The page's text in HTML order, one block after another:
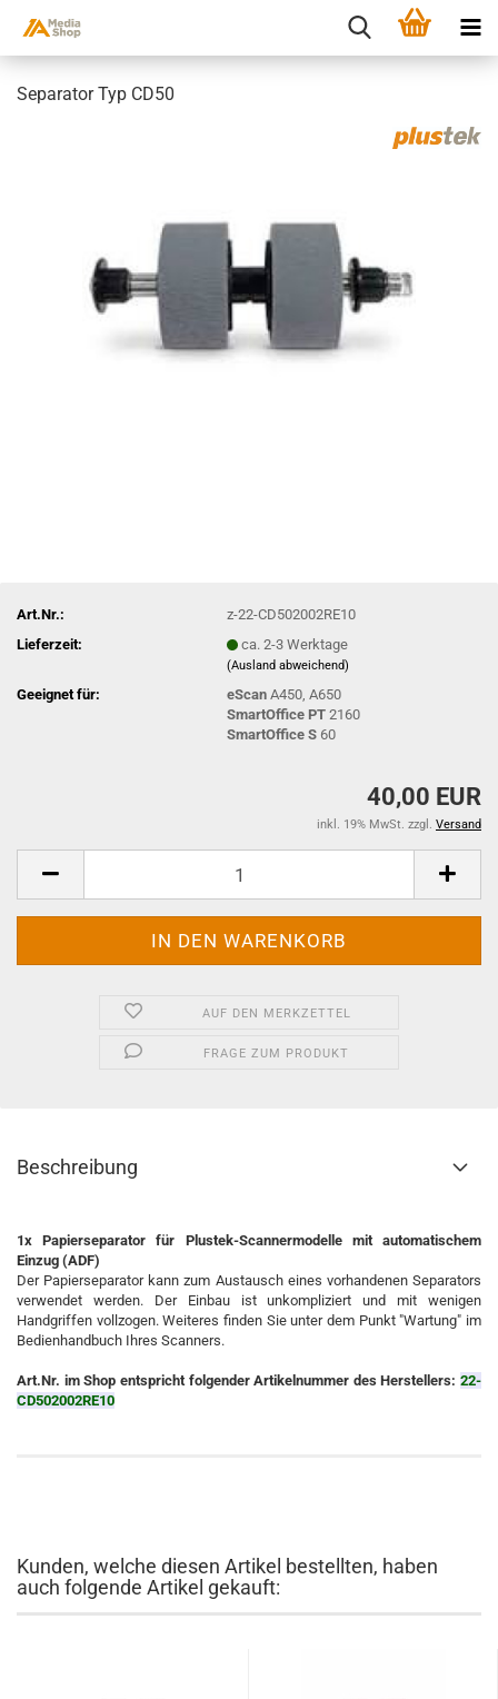
Separator Typ CD50
Art.Nr.:
z-22-CD502002RE10
Lieferzeit:
ca. 2-3 Werktage
(Ausland abweichend)
Geeignet für: eScan A450, A650
SmartOffice PT 2160
SmartOffice S 60
40,00 EUR
inkl. 19% MwSt. zzgl. Versand
AUF DEN MERKZETTEL
FRAGE ZUM PRODUKT
Beschreibung
1x Papierseparator für Plustek-Scannermodelle mit automatischem
Einzug (ADF)
Der Papierseparator kann zum Austausch eines vorhandenen Separators
verwendet werden. Der Einbau ist unkompliziert und mit wenigen
Handgriffen vollzogen. Weiteres finden Sie unter dem Punkt "Wartung" im
Bedienhandbuch Ihres Scanners.
Art.Nr. im Shop entspricht folgender Artikelnummer des Herstellers: 22-
CD502002RE10
Kunden, welche diesen Artikel bestellten, haben
auch folgende Artikel gekauft: